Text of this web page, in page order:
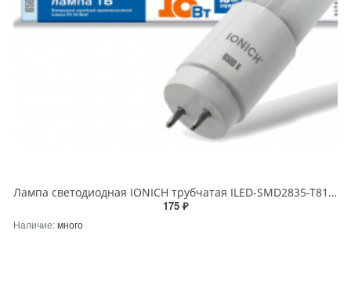
Лампа светодиодная IONICH трубчатая ILED-SMD2835-T81200-18Вт-2100Лм-230В-6500К-G13
175 ₽
Наличие:много